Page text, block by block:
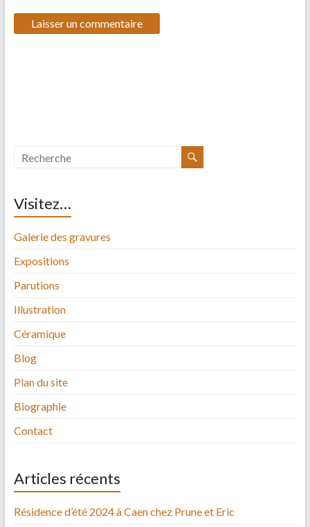
Visitez…
Galerie des gravures
Expositions
Parutions
Illustration
Céramique
Blog
Plan du site
Biographie
Contact
Articles récents
Résidence d’été 2024 à Caen chez Prune et Eric